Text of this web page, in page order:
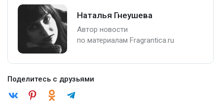
Наталья Гнеушева
Автор новости
по материалам Fragrantica.ru
Поделитесь с друзьями